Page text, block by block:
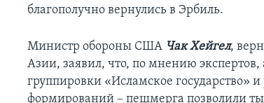
благополучно вернулись в Эрбиль.
Министр обороны США Чак Хейгел,
Азии, заявил, что, по мнению
группировки «Исламское государство»
формирований – пешмерга позволили